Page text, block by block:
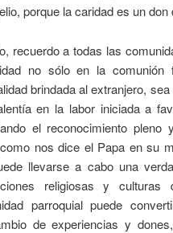
porque la caridad es un don
recuerdo a todas las
no sólo en la
brindada al extranjero,
en la labor iniciada a
el reconocimiento
nos dice el Papa en su
llevarse a cabo una
religiosas y culturas
parroquial puede
de experiencias y